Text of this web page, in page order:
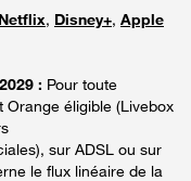
Netflix, Disney+, Apple
: Pour toute
Orange éligible (Livebox
sur ADSL ou sur
le flux linéaire de la